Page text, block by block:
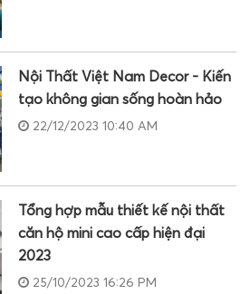
Nội Thất Việt Nam Decor - Kiến
tạo không gian sống hoàn hảo
22/12/2023 10:40 AM
Tổng hợp mẫu thiết kế nội thất
căn hộ mini cao cấp hiện đại
2023
25/10/2023 16:26 PM